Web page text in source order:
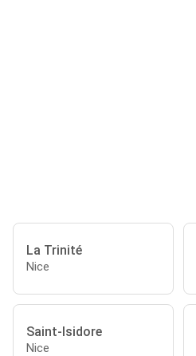
La Trinité
Nice
Saint-Isidore
Nice